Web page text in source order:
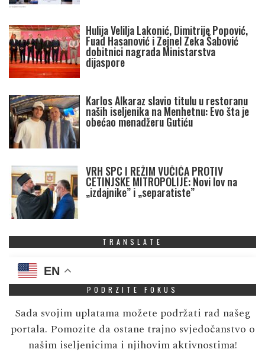
Hulija Velilja Lakonić, Dimitrije Popović,
Fuad Hasanović i Zejnel Zeka Šabović
dobitnici nagrada Ministarstva
dijaspore
Karlos Alkaraz slavio titulu u restoranu
naših iseljenika na Menhetnu: Evo šta je
obećao menadžeru Gutiću
VRH SPC I REŽIM VUČIĆA PROTIV
CETINJSKE MITROPOLIJE: Novi lov na
„izdajnike” i „separatiste”
TRANSLATE
EN
PODRZITE FOKUS
Sada svojim uplatama možete podržati rad našeg
portala. Pomozite da ostane trajno svjedočanstvo o
našim iseljenicima i njihovim aktivnostima!